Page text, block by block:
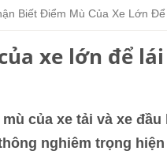
Biết Điểm Mù Của Xe Lớn Để
xe lớn để
của xe tải và xe
nghiêm trọng hiện